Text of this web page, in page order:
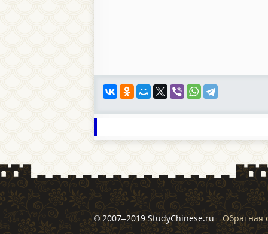
© 2007–2019 StudyChinese.ru Обратная